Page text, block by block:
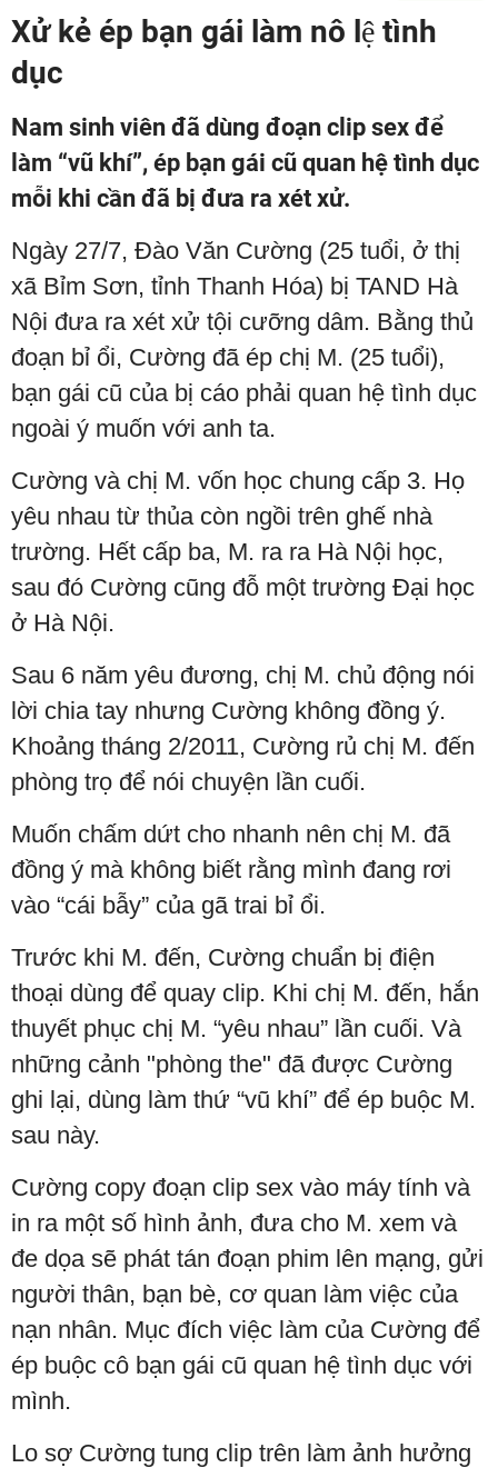
Xử kẻ ép bạn gái làm nô lệ tình
dục
Nam sinh viên đã dùng đoạn clip sex để
làm “vũ khí”, ép bạn gái cũ quan hệ tình dục
mỗi khi cần đã bị đưa ra xét xử.
Ngày 27/7, Đào Văn Cường (25 tuổi, ở thị
xã Bỉm Sơn, tỉnh Thanh Hóa) bị TAND Hà
Nội đưa ra xét xử tội cưỡng dâm. Bằng thủ
đoạn bỉ ổi, Cường đã ép chị M. (25 tuổi),
bạn gái cũ của bị cáo phải quan hệ tình dục
ngoài ý muốn với anh ta.
Cường và chị M. vốn học chung cấp 3. Họ
yêu nhau từ thủa còn ngồi trên ghế nhà
trường. Hết cấp ba, M. ra ra Hà Nội học,
sau đó Cường cũng đỗ một trường Đại học
ở Hà Nội.
Sau 6 năm yêu đương, chị M. chủ động nói
lời chia tay nhưng Cường không đồng ý.
Khoảng tháng 2/2011, Cường rủ chị M. đến
phòng trọ để nói chuyện lần cuối.
Muốn chấm dứt cho nhanh nên chị M. đã
đồng ý mà không biết rằng mình đang rơi
vào “cái bẫy” của gã trai bỉ ổi.
Trước khi M. đến, Cường chuẩn bị điện
thoại dùng để quay clip. Khi chị M. đến, hắn
thuyết phục chị M. “yêu nhau” lần cuối. Và
những cảnh "phòng the" đã được Cường
ghi lại, dùng làm thứ “vũ khí” để ép buộc M.
sau này.
Cường copy đoạn clip sex vào máy tính và
in ra một số hình ảnh, đưa cho M. xem và
đe dọa sẽ phát tán đoạn phim lên mạng, gửi
người thân, bạn bè, cơ quan làm việc của
nạn nhân. Mục đích việc làm của Cường để
ép buộc cô bạn gái cũ quan hệ tình dục với
mình.
Lo sợ Cường tung clip trên làm ảnh hưởng